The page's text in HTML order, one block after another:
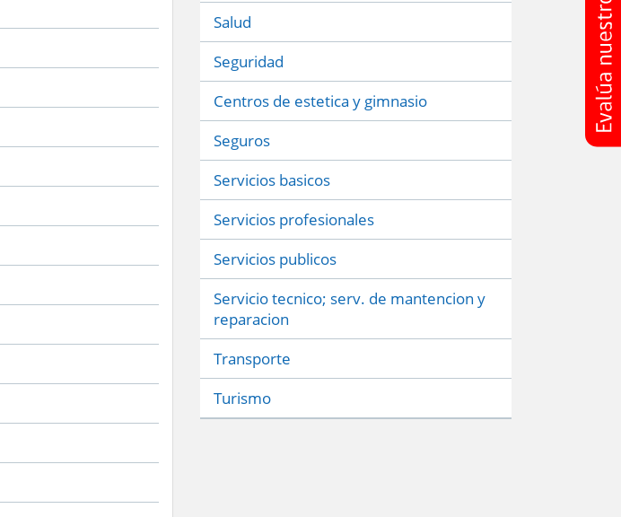
Salud
Seguridad
Centros de estetica y gimnasio
Seguros
Servicios basicos
Servicios profesionales
Servicios publicos
Servicio tecnico; serv. de mantencion y
reparacion
Transporte
Turismo